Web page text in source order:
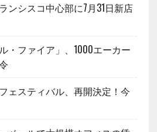
ンシスコ中心部に7月31日新店
・ファイア」、1000エーカー
ェスティバル、再開決定！今